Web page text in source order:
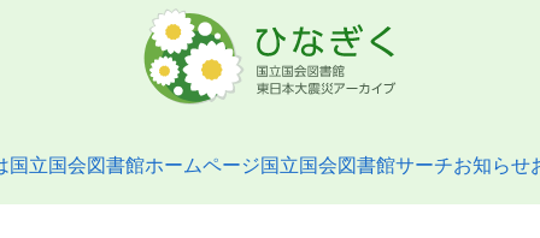
国立国会図書館ホームページ国立国会図書館サーチお知らせ